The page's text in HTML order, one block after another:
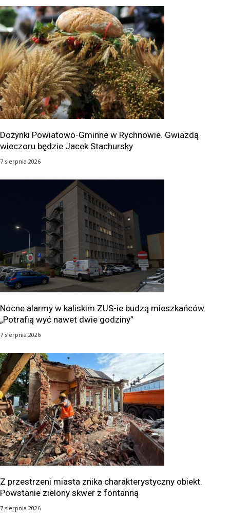
Dożynki Powiatowo-Gminne w Rychnowie. Gwiazdą
wieczoru będzie Jacek Stachursky
7 sierpnia 2026
Nocne alarmy w kaliskim ZUS-ie budzą mieszkańców.
„Potrafią wyć nawet dwie godziny”
7 sierpnia 2026
Z przestrzeni miasta znika charakterystyczny obiekt.
Powstanie zielony skwer z fontanną
7 sierpnia 2026